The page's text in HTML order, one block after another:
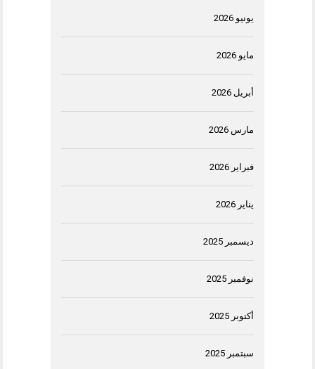
يونيو 2026
مايو 2026
أبريل 2026
مارس 2026
فبراير 2026
يناير 2026
ديسمبر 2025
نوفمبر 2025
أكتوبر 2025
سبتمبر 2025